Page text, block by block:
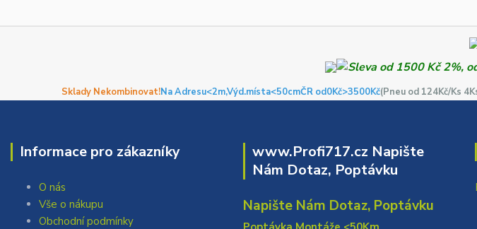
Sklady Nekombinovat!Na Adresu<2m,Výd.místa<50cmČR od0Kč>3500Kč(Pneu od 124Kč/Ks
Informace pro zákazníky
O nás
Vše o nákupu
Obchodní podmínky
www.Profi717.cz Napište
Nám Dotaz, Poptávku
Napište Nám Dotaz, Poptávku